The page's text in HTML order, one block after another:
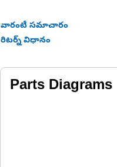
వారంటీ సమాచారం
రిటర్న్ విధానం
Parts Diagrams